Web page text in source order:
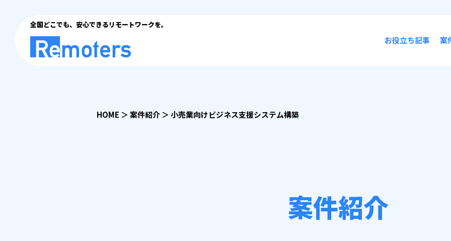
全国どこでも、安心できるリモートワークを。
お役立ち記事 案
HOME ＞案件紹介＞ 小売業向けビジネス支援システム構築
案件紹介